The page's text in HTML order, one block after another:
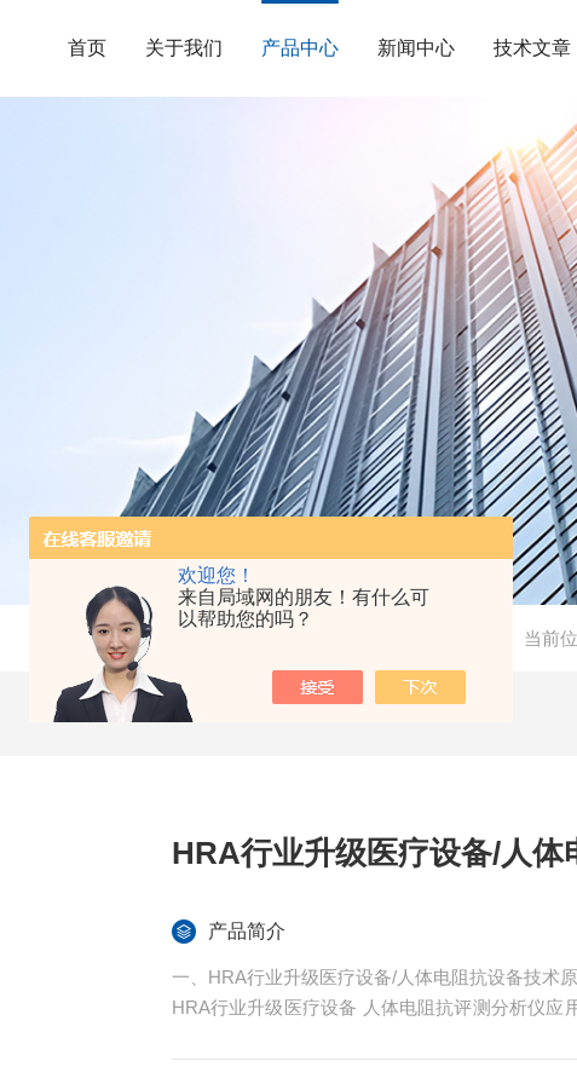
欢迎您！
来自局域网的朋友！有什么可
以帮助您的吗？
首页 关于我们 产品中心 新闻中心 技术文章
当前
HRA行业升级医疗设备/人体
产品简介
一、HRA行业升级医疗设备/人体电阻抗设备技术
HRA行业升级医疗设备 人体电阻抗评测分析仪应